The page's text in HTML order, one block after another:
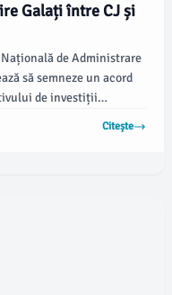
Galați între CJ și
de Administrare
să semneze un acord
de investiții
fost publicată pe
Citește